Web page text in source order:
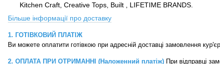
Kitchen Craft, Creative Tops, Built , LIFETIME BRANDS.
Більше інформації про доставку
1. ГОТІВКОВИЙ ПЛАТІЖ
2. ОПЛАТА ПРИ ОТРИМАННІ (Наложенний платіж) При відправці